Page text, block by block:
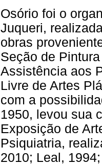
Osório foi o
Juqueri,
obras
Seção de
Assistência aos
Livre de Artes
com a
1950, levou sua
Exposição de
Psiquiatria,
2010; Leal,